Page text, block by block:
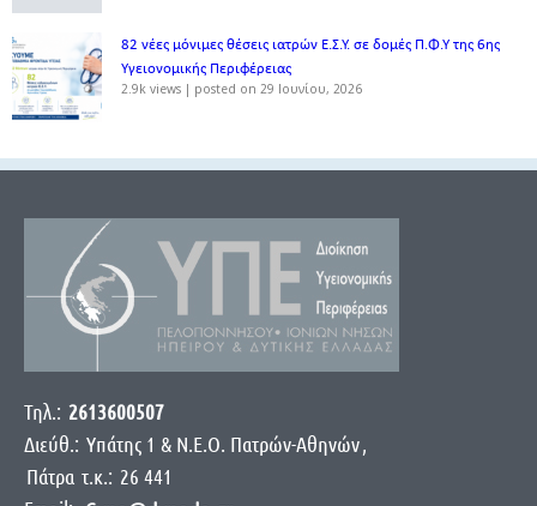
82 νέες μόνιμες θέσεις ιατρών Ε.Σ.Υ. σε δομές Π.Φ.Υ της 6ης
Υγειονομικής Περιφέρειας
2.9k views | posted on 29 Ιουνίου, 2026
Τηλ.: 2613600507
Διεύθ.: Yπάτης 1 & Ν.Ε.Ο. Πατρών-Αθηνών,
Πάτρα τ.κ.: 26 441